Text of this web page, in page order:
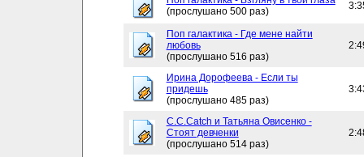
(прослушано 500 раз)
Поп галактика - Где мене найти
любовь
(прослушано 516 раз)
Ирина Дорофеева - Если ты
придешь
(прослушано 485 раз)
C.C.Catch и Татьяна Овисенко -
Стоят девченки
(прослушано 514 раз)